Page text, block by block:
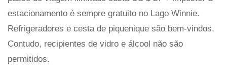
estacionamento é sempre gratuito no Lago Winnie.
Refrigeradores e cesta de piquenique são bem-vindos,
Contudo, recipientes de vidro e álcool não são
permitidos.